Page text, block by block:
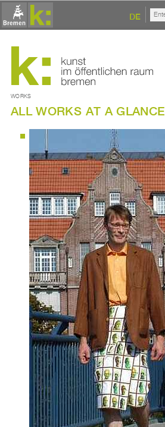
DE
WORKS
ALL WORKS AT A GLANCE